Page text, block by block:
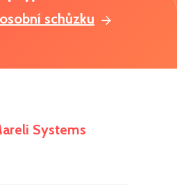
schůzku
Systems